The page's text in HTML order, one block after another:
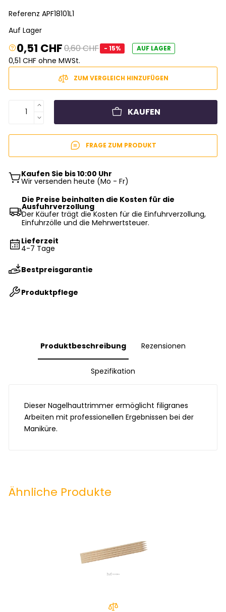
ReferenzAPF18101L1
Auf Lager
0,51 CHF0,60 CHF - 15% AUF LAGER
0,51 CHF ohne MWSt.
ZUM VERGLEICH HINZUFÜGEN
KAUFEN
FRAGE ZUM PRODUKT
Kaufen Sie bis 10:00 Uhr
Wir versenden heute (Mo - Fr)
Die Preise beinhalten die Kosten für die
Ausfuhrverzollung
Der Käufer trägt die Kosten für die Einfuhrverzollung,
Einfuhrzölle und die Mehrwertsteuer.
Lieferzeit
4-7 Tage
Bestpreisgarantie
Produktpflege
Produktbeschreibung Rezensionen
Spezifikation
Dieser Nagelhauttrimmer ermöglicht filigranes
Arbeiten mit professionellen Ergebnissen bei der
Maniküre.
Ähnliche Produkte